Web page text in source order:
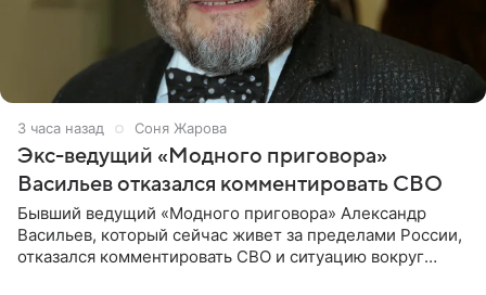
3 часа назад Соня Жарова
Экс-ведущий «Модного приговора»
Васильев отказался комментировать СВО
Бывший ведущий «Модного приговора» Александр
Васильев, который сейчас живет за пределами России,
отказался комментировать СВО и ситуацию вокруг